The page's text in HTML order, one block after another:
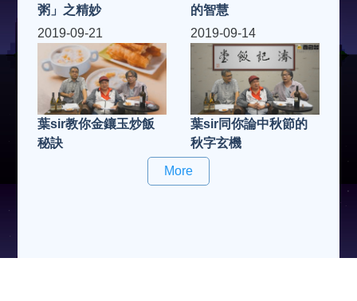
粥」之精妙
的智慧
2019-09-21
葉sir教你金鑲玉炒飯
秘訣
2019-09-14
葉sir同你論中秋節的
秋字玄機
More